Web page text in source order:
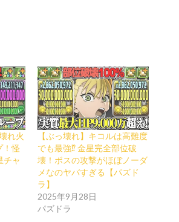
れ火
！怪
チャ
【ぶっ壊れ】キコルは高難度
でも最強⁉︎ 金星完全部位破
壊！ボスの攻撃がほぼノーダ
メなのヤバすぎる【パズド
ラ】
2025年9月28日
パズドラ